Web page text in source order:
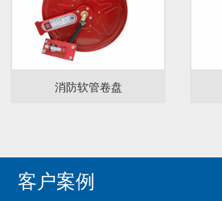
消防软管卷盘
客户案例